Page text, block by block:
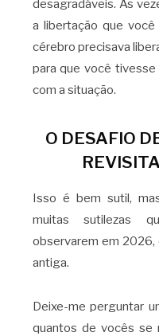
desagradáveis. Às
a libertação que
cérebro precisava
para que você
com a situação.
O DESAFIO
Isso é bem sutil,
muitas sutilezas
observarem em 2026,
antiga.
Deixe-me perguntar
quantos de vocês se